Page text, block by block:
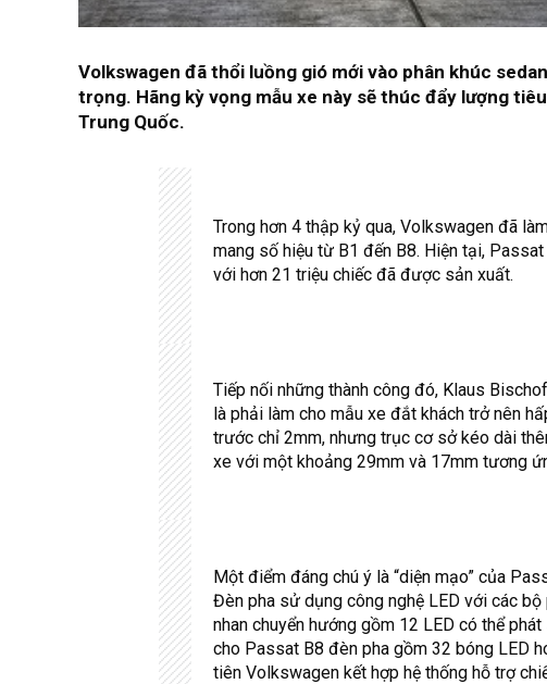
Volkswagen đã thổi luồng gió mới vào phân khúc
trọng. Hãng kỳ vọng mẫu xe này sẽ thúc đẩy lượng
Trung Quốc.
Trong hơn 4 thập kỷ qua, Volkswagen đã
mang số hiệu từ B1 đến B8. Hiện tại,
với hơn 21 triệu chiếc đã được sản xuất.
Tiếp nối những thành công đó, Klaus
là phải làm cho mẫu xe đắt khách trở nên
trước chỉ 2mm, nhưng trục cơ sở kéo dài
xe với một khoảng 29mm và 17mm tương
Một điểm đáng chú ý là “diện mạo” của
Đèn pha sử dụng công nghệ LED với các
nhan chuyển hướng gồm 12 LED có thể
cho Passat B8 đèn pha gồm 32 bóng LED
tiên Volkswagen kết hợp hệ thống hỗ trợ